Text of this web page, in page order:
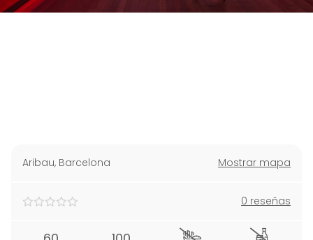
Aribau, Barcelona Mostrar mapa
0 reseñas